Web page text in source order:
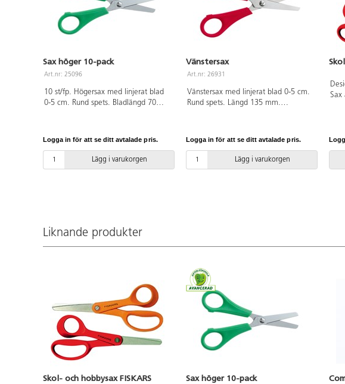
Sax höger 10-pack
Art.nr: 25096
10 st/fp. Högersax med linjerat blad
0-5 cm. Rund spets. Bladlängd 70
Logga in för att se ditt avtalade pris.
Lägg i varukorgen
Vänstersax
Art.nr: 26931
Vänstersax med linjerat blad 0-5 cm.
Rund spets. Längd 135 mm.
Logga in för att se ditt avtalade pris.
Lägg i varukorgen
Sax
Liknande produkter
Skol- och hobbysax FISKARS Sax höger 10-pack